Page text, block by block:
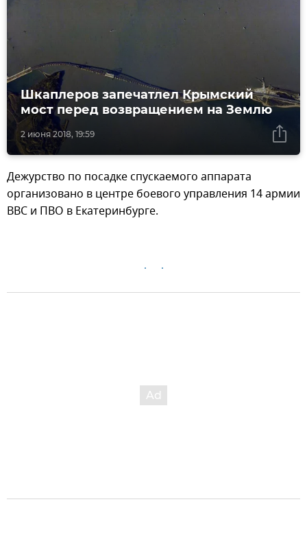
2 июня 2018, 19:59
Шкаплеров запечатлел Крымский
мост перед возвращением на Землю
Дежурство по посадке спускаемого аппарата
организовано в центре боевого управления 14 армии
ВВС и ПВО в Екатеринбурге.